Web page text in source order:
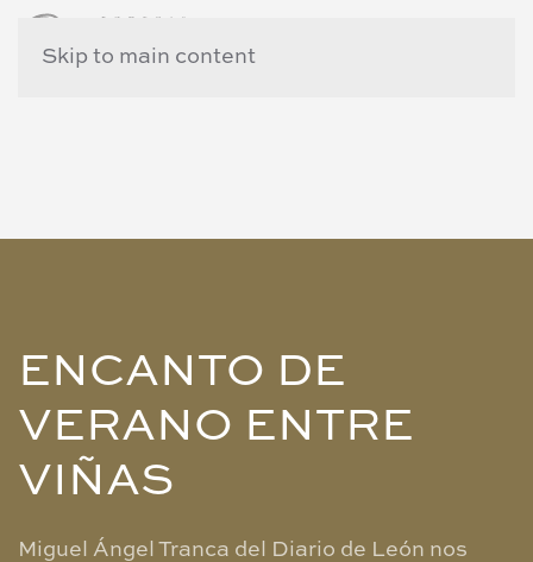
Skip to main content
ENCANTO DE
VERANO ENTRE
VIÑAS
Miguel Ángel Tranca del Diario de León nos